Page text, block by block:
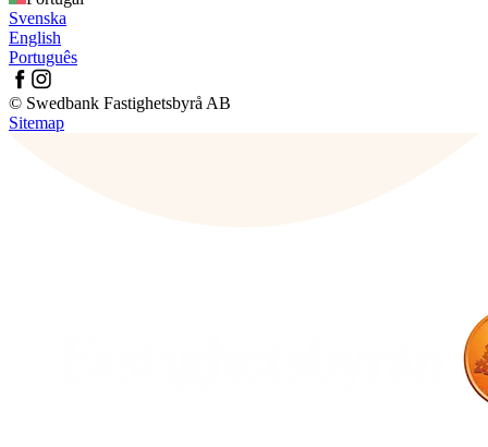
Svenska
English
Português
© Swedbank Fastighetsbyrå AB
Sitemap